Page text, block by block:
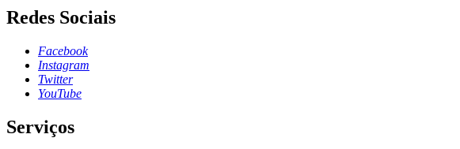
Redes Sociais
Facebook
Instagram
Twitter
YouTube
Serviços